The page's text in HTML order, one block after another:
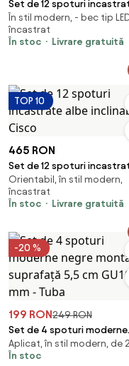
Set de 12 spoturi
rotunde albe GU10 50mm
Xena
În stil modern, - bec tip
încastrat
În stoc
Livrare gratuită
TOP 10
465 RON
Set de 12 spoturi
albe inclinabile - Cisco
Orientabil, în stil modern,
încastrat
În stoc
Livrare gratuită
-20 %
199 RON249 RON
Set de 4 spoturi moderne
negre montate la
cm GU10 50 mm - Tuba
Aplicat, în stil modern, de
În stoc